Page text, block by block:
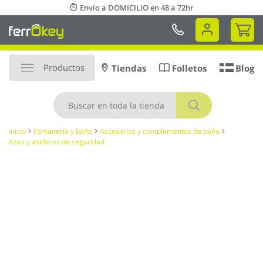
al
contenido
Envío a DOMICILIO en 48 a 72hr
Mi
Productos
Buscar
Tiendas Folletos Blog
Inicio Fontanería y baño
Accesorios y complementos de baño
Asas y asideros de seguridad